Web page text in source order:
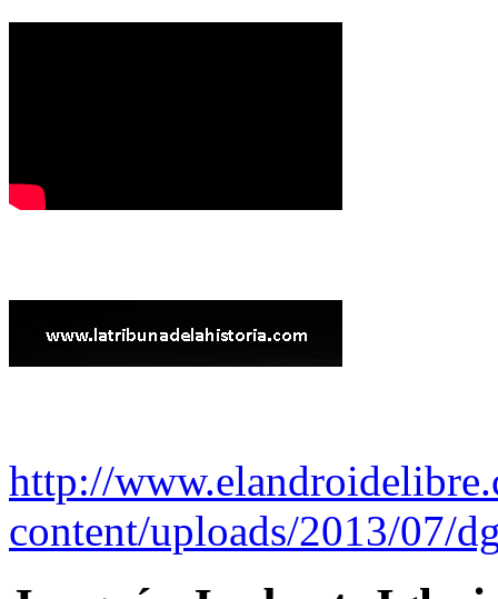
http://
content/uploads/2013/07/